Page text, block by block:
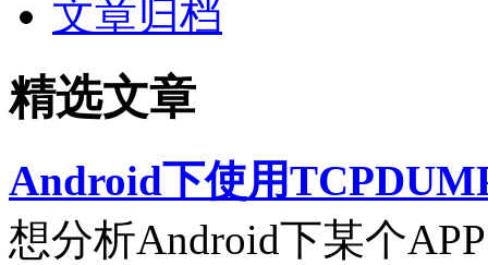
文章归档
精选文章
Android下使用
想分析Android下某个